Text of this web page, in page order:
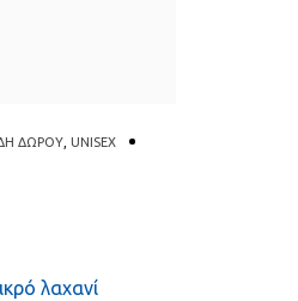
ΔΩΡΟΥ UNISEX